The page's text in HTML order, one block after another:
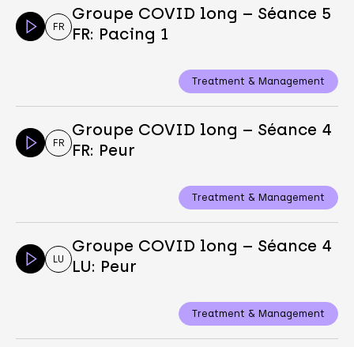
FR
Groupe COVID long – Séance 5
FR: Pacing 1
Treatment & Management
FR
Groupe COVID long – Séance 4
FR: Peur
Treatment & Management
LU
Groupe COVID long – Séance 4
LU: Peur
Treatment & Management